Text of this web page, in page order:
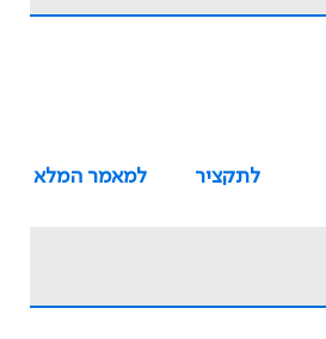
לתקציר
למאמר המלא